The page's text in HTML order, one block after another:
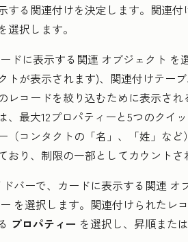
する関連付けを決定します。関連付
選択します。
ドに表示する関連 オブジェクト を
トが表示されます)、関連付けテー
レコードを絞り込むために表示され
、最大12プロパティーと5つのクイ
（コンタクトの「名」、「姓」など
おり、制限の一部としてカウントさ
バーで、カードに表示する関連 オ
を選択します。関連付けられたレ
プロパティー を選択し、 昇順また